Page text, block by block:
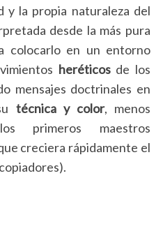
y la propia naturaleza del
desde la más pura
colocarlo en un entorno
heréticosde los
mensajes doctrinales en
técnica y color, menos
primeros maestros
creciera rápidamente el